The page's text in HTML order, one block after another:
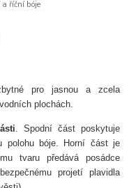
říční bóje
pro jasnou a zcela
plochách.
. Spodní část poskytuje
polohu bóje. Horní část je
tvaru předává posádce
projetí plavidla